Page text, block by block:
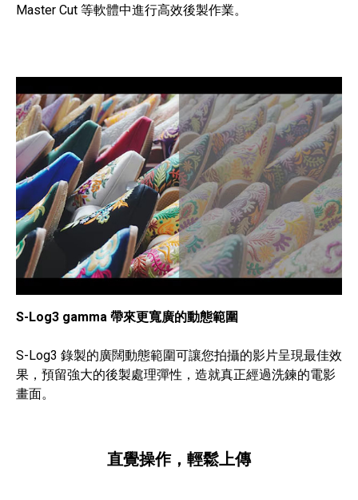
Master Cut 等軟體中進行高效後製作業。
S-Log3 gamma 帶來更寬廣的動態範圍
S-Log3 錄製的廣闊動態範圍可讓您拍攝的影片呈現最佳效
果，預留強大的後製處理彈性，造就真正經過洗鍊的電影
畫面。
直覺操作，輕鬆上傳